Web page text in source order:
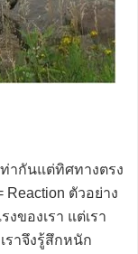
ากันแต่ทิศทางตรง
Reaction ตัวอย่าง
ของเรา แต่เรา
ราจึงรู้สึกหนัก